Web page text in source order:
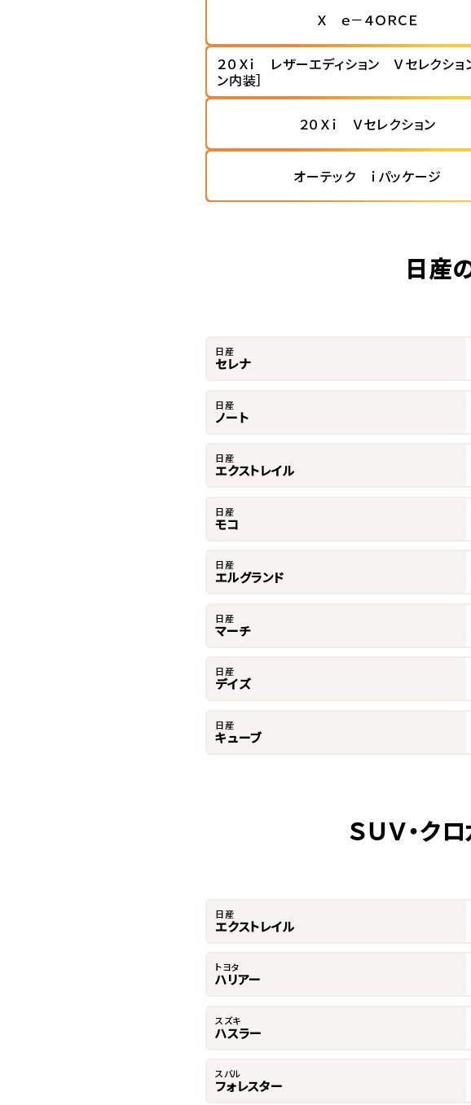
Ｘ ｅ－４ＯＲＣＥ
２０Ｘｉ レザーエディション Ｖセレクショ
ン内装］
２０Ｘｉ Ｖセレクション
オーテック ｉパッケージ
日産
日産
セレナ
日産
ノート
日産
エクストレイル
日産
モコ
日産
エルグランド
日産
マーチ
日産
デイズ
日産
キューブ
ＳＵＶ・ク
日産
エクストレイル
トヨタ
ハリアー
スズキ
ハスラー
スバル
フォレスター